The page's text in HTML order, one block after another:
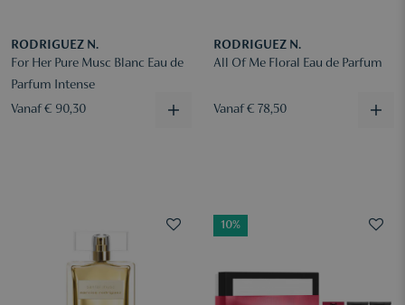
RODRIGUEZ N.
For Her Pure Musc Blanc Eau de
Parfum Intense
Vanaf € 90,30
RODRIGUEZ N.
All Of Me Floral Eau de Parfum
Vanaf € 78,50
10%